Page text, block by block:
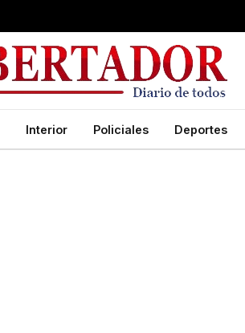
Interior Policiales Deportes